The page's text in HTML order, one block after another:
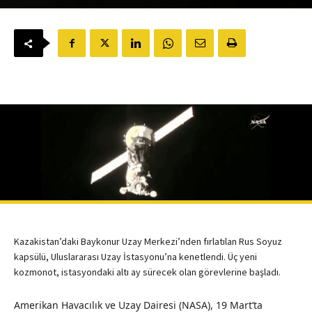
Kazakistan’daki Baykonur Uzay Merkezi’nden fırlatılan Rus Soyuz
kapsülü, Uluslararası Uzay İstasyonu’na kenetlendi. Üç yeni
kozmonot, istasyondaki altı ay sürecek olan görevlerine başladı.
Amerikan Havacılık ve Uzay Dairesi (NASA), 19 Mart’ta